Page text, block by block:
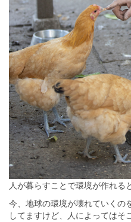
人が暮らすことで環境が作れる
今、地球の環境が壊れていくの
してますけど、人によってはそ